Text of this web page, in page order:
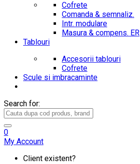
Cofrete
Comanda & semnaliz.
Intr. modulare
Masura & compens. ER
Tablouri
Accesorii tablouri
Cofrete
Scule si imbracaminte
Search for:
0
My Account
Client existent?